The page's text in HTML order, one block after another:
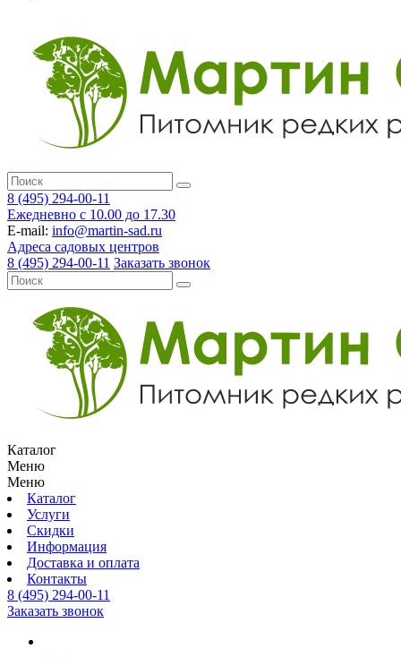
8 (495) 294-00-11
Ежедневно с 10.00 до 17.30
E-mail: info@martin-sad.ru
Адреса садовых центров
8 (495) 294-00-11 Заказать звонок
Каталог
Меню
Меню
Каталог
Услуги
Скидки
Информация
Доставка и оплата
Контакты
8 (495) 294-00-11
Заказать звонок